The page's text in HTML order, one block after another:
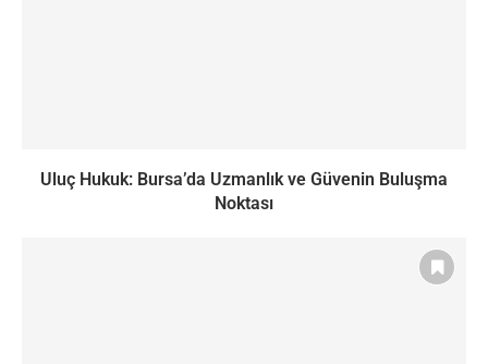
Uluç Hukuk: Bursa’da Uzmanlık ve Güvenin Buluşma
Noktası